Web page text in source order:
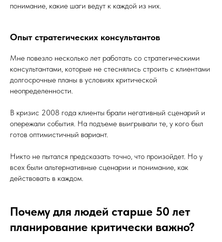
понимание, какие шаги ведут к каждой из них.
Опыт стратегических консультантов
Мне повезло несколько лет работать со стратегическими
консультантами, которые не стеснялись строить с клиентами
долгосрочные планы в условиях критической
неопределенности.
В кризис 2008 года клиенты брали негативный сценарий и
опережали события. На подъеме выигрывали те, у кого был
готов оптимистичный вариант.
Никто не пытался предсказать точно, что произойдет. Но у
всех были альтернативные сценарии и понимание, как
действовать в каждом.
Почему для людей старше 50 лет
планирование критически важно?